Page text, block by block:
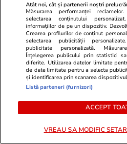
Lifestyle
Cum coci vinetele la bloc,
să umpli casa de fum
Atât noi, cât și partenerii noștri
Măsurarea performanței
selectarea conținutului
informațiilor de pe un dispozitiv.
Crearea profilurilor de conținut
selectarea publicității
publicitate personalizată.
Înțelegerea publicului prin statistici
diferite. Utilizarea datelor limitate
de date limitate pentru a selecta
și identificarea prin scanarea
Listă parteneri (furnizori)
ACCEPT
VREAU SA MODIFIC